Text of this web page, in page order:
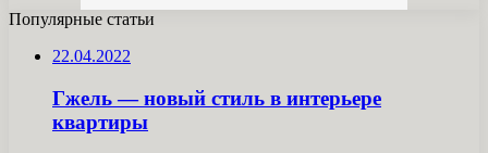
Популярные статьи
22.04.2022
Гжель — новый стиль в интерьере
квартиры